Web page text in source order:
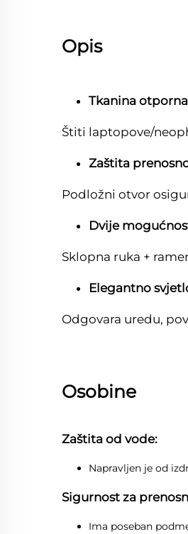
Opis
Tkanina
Štiti laptopove/
Zaštita
Podložni otvor
Dvije
Sklopna ruka +
Elegantno
Odgovara uredu,
Osobine
Zaštita od vode:
Napravljen je od
Sigurnost za
Ima poseban